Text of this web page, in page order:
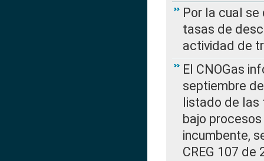
Por la cual
tasas de
actividad de
El CNOGas
septiembre
listado de las
bajo
incumbente,
CREG 107